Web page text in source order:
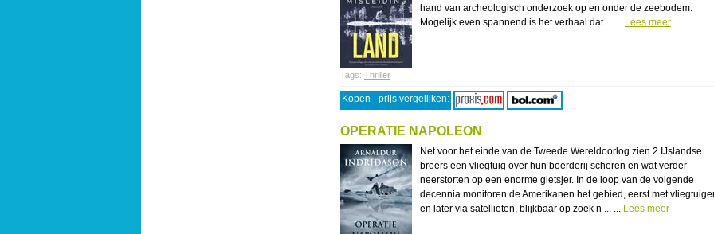
hand van archeologisch onderzoek op en onder de zeebodem.
Mogelijk even spannend is het verhaal dat ... ... Lees meer
Tags: Thriller
Kopen - prijs vergelijken:
OPERATIE NAPOLEON
Net voor het einde van de Tweede Wereldoorlog zien 2 IJslandse
broers een vliegtuig over hun boerderij scheren en wat verder
neerstorten op een enorme gletsjer. In de loop van de volgende
decennia monitoren de Amerikanen het gebied, eerst met
en later via satellieten, blijkbaar op zoek n ... ... Lees meer